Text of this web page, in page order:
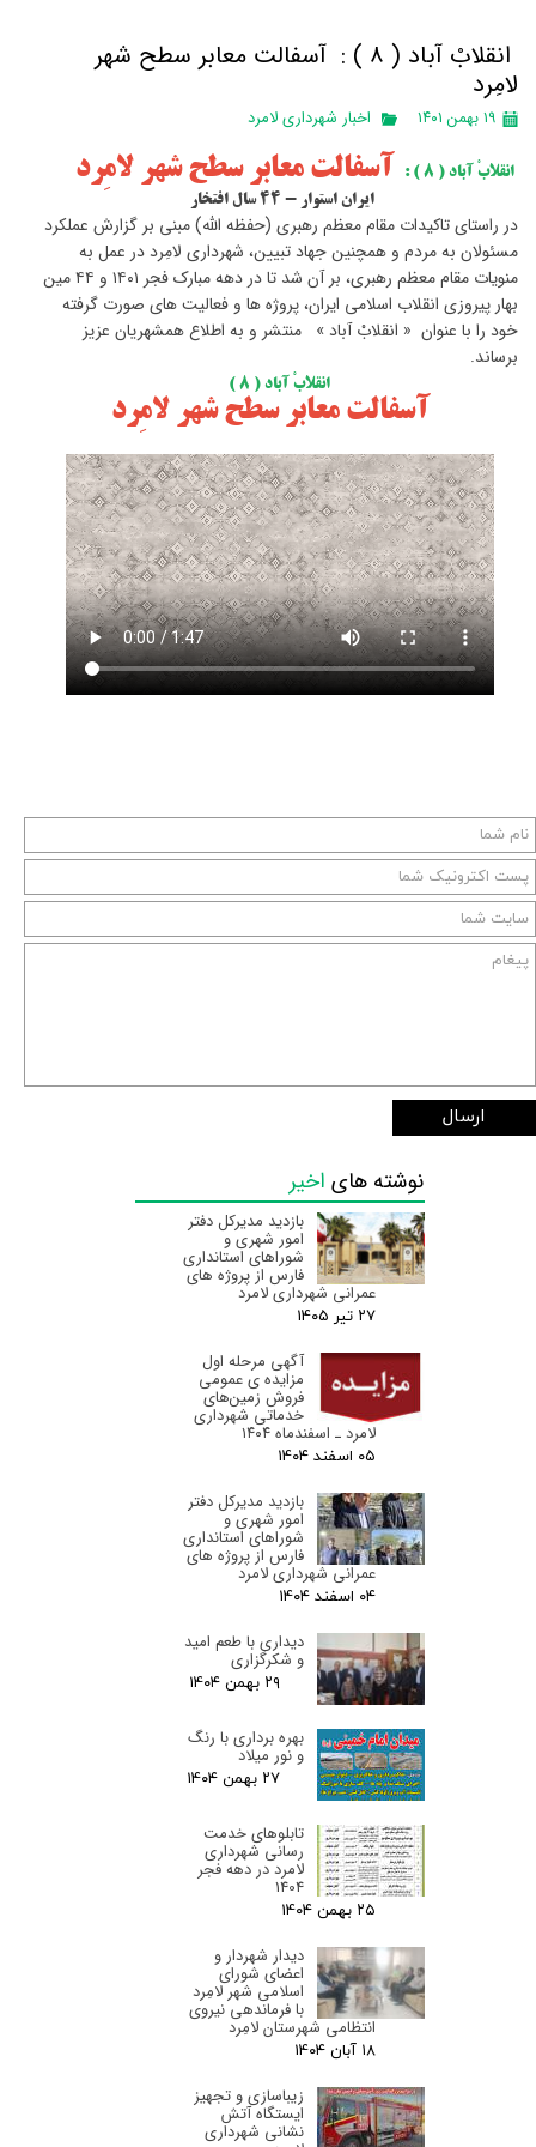
انقلابْ آباد ( ۸ ) : آسفالت معابر سطح شهر
لامِرد
۱۹ بهمن ۱۴۰۱ اخبار شهرداری لامرد
انقلابْ آباد ( ۸ ) : آسفالت معابر سطح شهر لامِرد
ایران استوار - ۴۴ سال افتخار
در راستای تاکیدات مقام معظم رهبری (حفظه الله) مبنی بر گزارش عملکرد
مسئولان به مردم و همچنین جهاد تبیین، شهرداری لامِرد در عمل به
منویات مقام معظم رهبری، بر آن شد تا در دهه مبارک فجر ۱۴۰۱ و ۴۴ مین
بهار پیروزی انقلاب اسلامی ایران، پروژه ها و فعالیت های صورت گرفته
خود را با عنوان « انقلابْ آباد » منتشر و به اطلاع همشهریان عزیز
برساند.
انقلابْ آباد ( ۸ )
آسفالت معابر سطح شهر لامِرد
ارسال
نوشته های اخیر
بازدید مدیرکل دفتر
امور شهری و
شوراهای استانداری
فارس از پروژه های
عمرانی شهرداری لامرد
۲۷ تیر ۰۵
آگهی مرحله اول
مزایده ی عمومی
فروش زمین‌های
خدماتی شهرداری
لامرد ـ اسفندماه ۱۴۰۴
۰۵ اسفند ۰۴
بازدید مدیرکل دفتر
امور شهری و
شوراهای استانداری
فارس از پروژه های
عمرانی شهرداری لامرد
۰۴ اسفند ۰۴
دیداری با طعم امید
و شکرگزاری
۲۹ بهمن ۰۴
بهره برداری با رنگ
و نور میلاد
۲۷ بهمن ۰۴
تابلوهای خدمت
رسانی شهرداری
لامرد در دهه فجر
1404
۲۵ بهمن ۰۴
دیدار شهردار و
اعضای شورای
اسلامی شهر لامِرد
با فرماندهی نیروی
انتظامی شهرستان لامِرد
۱۸ آبان ۰۴
زیباسازی و تجهیز
ایستگاه آتش
نشانی شهرداری